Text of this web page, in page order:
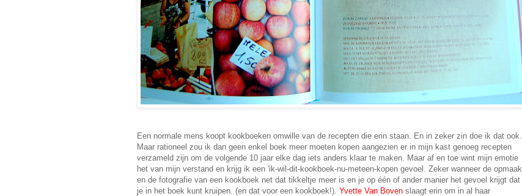
Een normale mens koopt kookboeken omwille van de recepten die erin staan. En in zeker zin doe ik dat ook.
Maar rationeel zou ik dan geen enkel boek meer moeten kopen aangezien er in mijn kast genoeg recepten
verzameld zijn om de volgende 10 jaar elke dag iets anders klaar te maken. Maar af en toe wint mijn emotie
het van mijn verstand en krijg ik een 'ik-wil-dit-kookboek-nu-meteen-kopen gevoel. Zeker wanneer de opmaak
en de fotografie van een kookboek net dat tikkeltje meer is en je op één of ander manier het gevoel krijgt dat
je in het boek kunt kruipen. (en dat voor een kookboek!). Yvette Van Boven slaagt erin om in al haar